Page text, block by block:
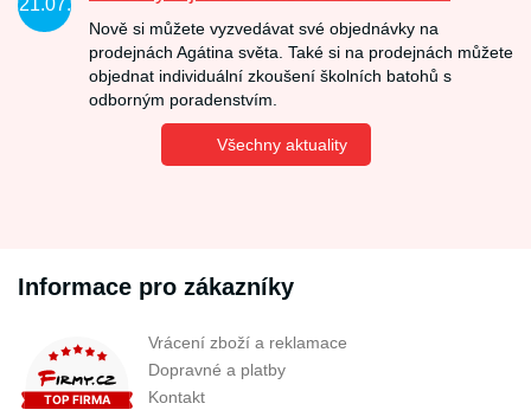
21.07.
Nově si můžete vyzvedávat své objednávky na
prodejnách Agátina světa. Také si na prodejnách můžete
objednat individuální zkoušení školních batohů s
odborným poradenstvím.
Všechny aktuality
Informace pro zákazníky
Vrácení zboží a reklamace
Dopravné a platby
Kontakt